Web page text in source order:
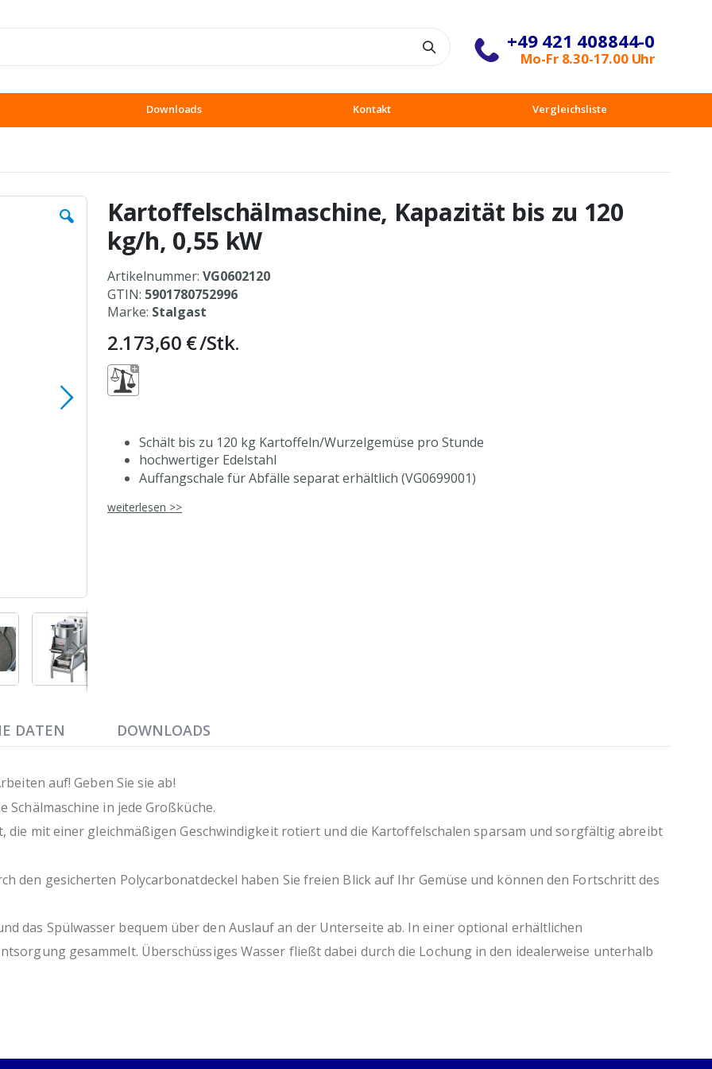
+49 421 408844-0
Mo-Fr 8.30-17.00 Uhr
Downloads Kontakt Vergleichsliste
Kartoffelschälmaschine, Kapazität bis zu 120
kg/h, 0,55 kW
Artikelnummer:VG0602120
GTIN: 5901780752996
Marke: Stalgast
2.173,60 €/Stk.
Schält bis zu 120 kg Kartoffeln/Wurzelgemüse pro Stunde
hochwertiger Edelstahl
Auffangschale für Abfälle separat erhältlich (VG0699001)
Timer für Laufzeit von 0 bis 5 Minuten
weiterlesen >>
auf! Geben Sie sie ab!
in jede Großküche.
die mit einer gleichmäßigen Geschwindigkeit rotiert und die Kartoffelschalen sparsam und sorgfältig abreibt
den gesicherten Polycarbonatdeckel haben Sie freien Blick auf Ihr Gemüse und können den Fortschritt des
das Spülwasser bequem über den Auslauf an der Unterseite ab. In einer optional erhältlichen
gesammelt. Überschüssiges Wasser fließt dabei durch die Lochung in den idealerweise unterhalb
DATEN DOWNLOADS